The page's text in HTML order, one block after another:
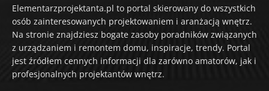
Elementarzprojektanta.pl to portal skierowany do wszystkich
osób zainteresowanych projektowaniem i aranżacją wnętrz.
Na stronie znajdziesz bogate zasoby poradników związanych
z urządzaniem i remontem domu, inspiracje, trendy. Portal
jest źródłem cennych informacji dla zarówno amatorów, jak i
profesjonalnych projektantów wnętrz.